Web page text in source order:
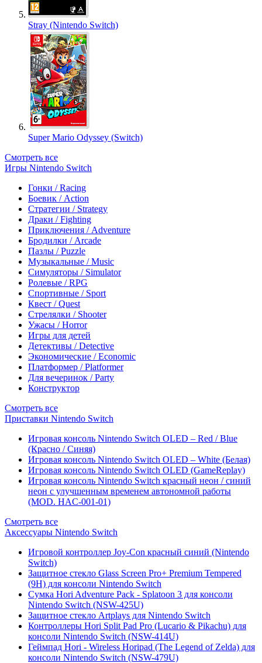
Stray (Nintendo Switch)
Super Mario Odyssey (Switch)
Смотреть все
Игры Nintendo Switch
Гонки / Racing
Боевик / Action
Стратегии / Strategy
Драки / Fighting
Приключения / Adventure
Бродилки / Arcade
Пазлы / Puzzle
Музыкальные / Music
Симуляторы / Simulator
Ролевые / RPG
Спортивные / Sport
Квест / Quest
Стрелялки / Shooter
Ужасы / Horror
Игры для детей
Детективы / Detective
Экономические / Economic
Платформер / Platformer
Для вечеринок / Party
Конструктор
Смотреть все
Приставки Nintendo Switch
Игровая консоль Nintendo Switch OLED – Red / Blue
(Красно / Синяя)
Игровая консоль Nintendo Switch OLED – White (Белая)
Игровая консоль Nintendo Switch OLED (GameReplay)
Игровая консоль Nintendo Switch красный неон / синий
неон с улучшенным временем автономной работы
(MOD. HAC-001-01)
Смотреть все
Аксессуары Nintendo Switch
Игровой контроллер Joy-Con красный синий (Nintendo
Switch)
Защитное стекло Glass Screen Pro+ Premium Tempered
(9H) для консоли Nintendo Switch
Сумка Hori Adventure Pack - Splatoon 3 для консоли
Nintendo Switch (NSW-425U)
Защитное стекло Artplays для Nintendo Switch
Контроллеры Hori Split Pad Pro (Lucario & Pikachu) для
консоли Nintendo Switch (NSW-414U)
Геймпад Hori - Wireless Horipad (The Legend of Zelda) для
консоли Nintendo Switch (NSW-479U)